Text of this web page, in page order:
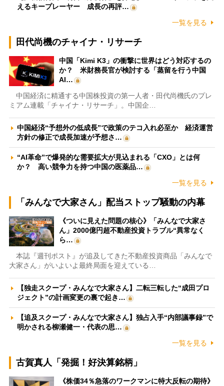
えるキープレーヤー 成長の再評…
一覧を見る
田代尚機のチャイナ・リサーチ
中国「Kimi K3」の衝撃に世界はどう対応するの
か？ 米財務長官が検討する「蒸留を行う中国
AI…
中国経済に精通する中国株投資の第一人者・田代尚機氏のプレ
ミアム連載「チャイナ・リサーチ」。中国企…
中国経済“予想外の低成長”で政策のテコ入れ必至か 経済運営
方針の修正で成長加速が予想さ…
“AI革命”で爆発的な需要拡大が見込まれる「CXO」とは何
か？ 高い競争力を持つ中国の医薬品…
一覧を見る
「みんなで大家さん」配当ストップ騒動の内幕
《ついに見えた問題の核心》「みんなで大家さ
ん」2000億円超不動産投資トラブル“異常なく
ら…
本誌『週刊ポスト』が追及してきた不動産投資商品「みんなで
大家さん」がいよいよ最終局面を迎えている…
【独走スクープ・みんなで大家さん】二転三転した“成田プロ
ジェクト”の計画変更の裏で起き…
【追及スクープ・みんなで大家さん】独占入手“内部議事録”で
明かされる柳瀬健一・代表の思…
一覧を見る
古賀真人「発掘！好決算銘柄」
《株価34％急落のワークマンに特大反転の期待》